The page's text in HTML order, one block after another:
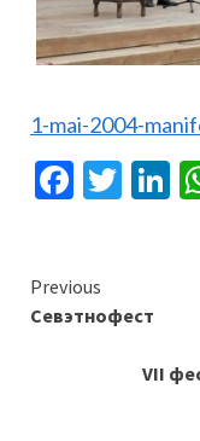
1-mai-2004-
Continue
Reading
Previous
Севэтнофест
VII